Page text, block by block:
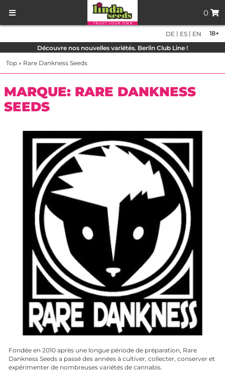
0
18+
DE | ES | EN
Découvre nos nouvelles variétés. Berlin Club Line !
Top » Rare Dankness Seeds
MARQUE: RARE DANKNESS
SEEDS
Fondée en 2010 après une longue période de préparation, Rare
Dankness Seeds a passé des années à cultiver, collecter, conserver et
expérimenter de nombreuses variétés de cannabis.